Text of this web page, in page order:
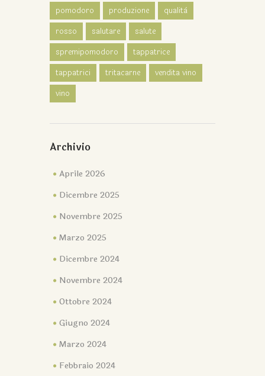
pomodoro
produzione
qualità
rosso
salutare
salute
spremipomodoro
tappatrice
tappatrici
tritacarne
vendita vino
vino
Archivio
Aprile 2026
Dicembre 2025
Novembre 2025
Marzo 2025
Dicembre 2024
Novembre 2024
Ottobre 2024
Giugno 2024
Marzo 2024
Febbraio 2024